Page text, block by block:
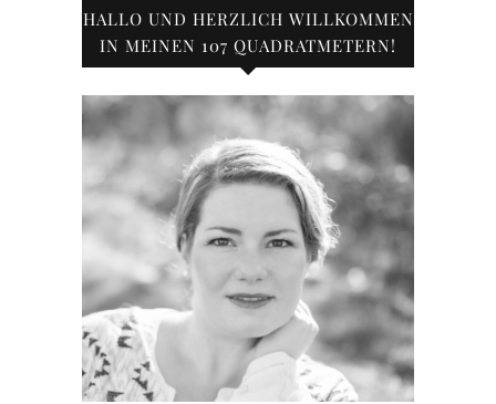
HALLO UND HERZLICH WILLKOMMEN
IN MEINEN 107 QUADRATMETERN!